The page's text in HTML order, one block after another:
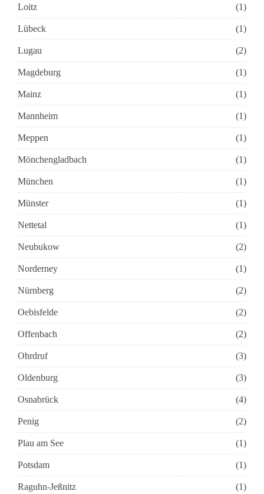
Loitz (1)
Lübeck (1)
Lugau (2)
Magdeburg (1)
Mainz (1)
Mannheim (1)
Meppen (1)
Mönchengladbach (1)
München (1)
Münster (1)
Nettetal (1)
Neubukow (2)
Norderney (1)
Nürnberg (2)
Oebisfelde (2)
Offenbach (2)
Ohrdruf (3)
Oldenburg (3)
Osnabrück (4)
Penig (2)
Plau am See (1)
Potsdam (1)
Raguhn-Jeßnitz (1)